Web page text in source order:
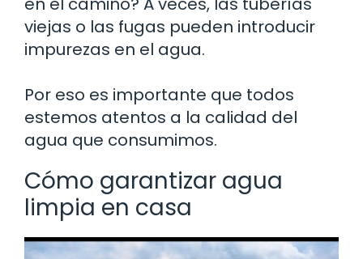
viejas o las fugas pueden introducir
impurezas en el agua.
Por eso es importante que todos
estemos atentos a la calidad del
agua que consumimos.
Cómo garantizar agua
limpia en casa